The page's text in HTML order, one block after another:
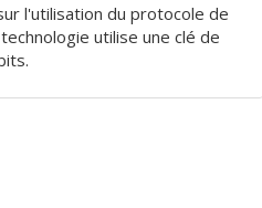
l'utilisation du protocole de
utilise une clé de